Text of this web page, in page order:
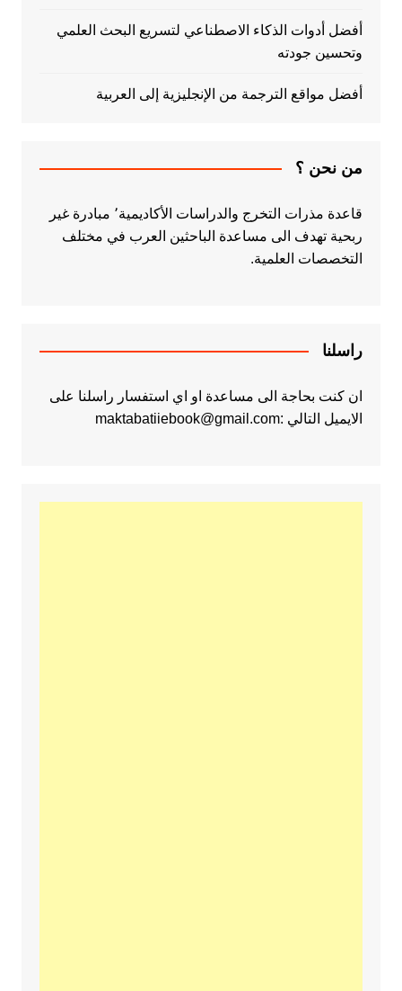
أفضل أدوات الذكاء الاصطناعي لتسريع البحث العلمي
وتحسين جودته
أفضل مواقع الترجمة من الإنجليزية إلى العربية
من نحن ؟
قاعدة مذرات التخرج والدراسات الأكاديمية٬ مبادرة غير
ربحية تهدف الى مساعدة الباحثين العرب في مختلف
التخصصات العلمية.
راسلنا
ان كنت بحاجة الى مساعدة او اي استفسار راسلنا على
الايميل التالي :maktabatiiebook@gmail.com